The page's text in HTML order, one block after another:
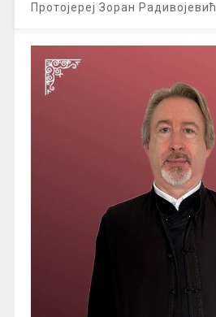
Протојереј Зоран Радивојевић